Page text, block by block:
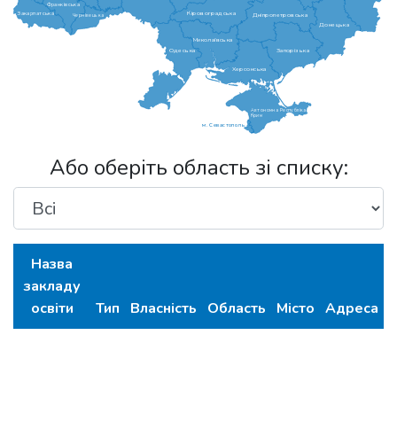
Дніпропетровська
Донецька
Закарпатська
Запорізька
Франківська
Кіровоградська
Миколаївська
Одеська
Херсонська
Чернівецька
Автономна Республіка
Крим
м. Севастополь
Або оберіть область зі списку:
Назва
закладу
освіти
Тип Власність Область Місто Адреса